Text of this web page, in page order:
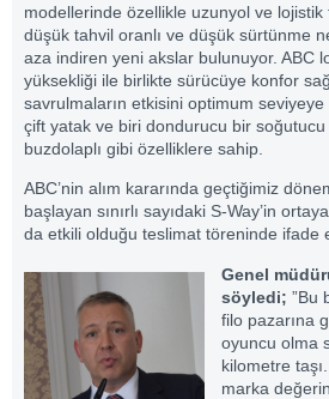
modellerinde özellikle uzunyol ve lojistik
düşük tahvil oranlı ve düşük sürtünme
aza indiren yeni akslar bulunuyor. ABC
yüksekliği ile birlikte sürücüye konfor
savrulmaların etkisini optimum
çift yatak ve biri dondurucu bir
buzdolaplı gibi özelliklere sahip.
ABC’nin alım kararında geçtiğimiz
başlayan sınırlı sayıdaki S-Way’in
da etkili olduğu teslimat töreninde ifade
Genel
söyledi; ”Bu
filo pazarına
oyuncu olma
kilometre
marka